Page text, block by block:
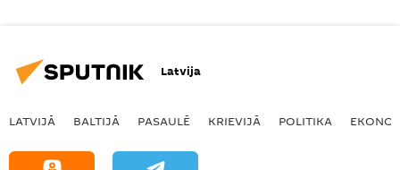
Latvija
LATVIJĀ BALTIJĀ PASAULĒ KRIEVIJĀ POLITIKA